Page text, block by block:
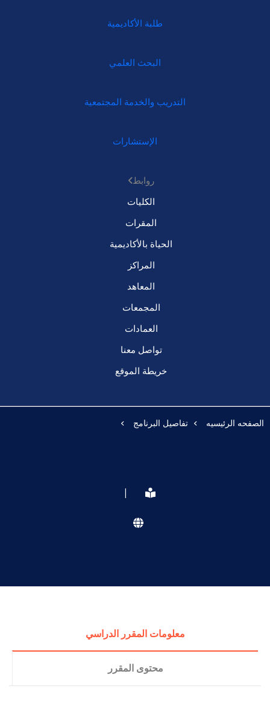
طلبة الأكاديمية
البحث العلمي
التدريب والخدمة المجتمعية
الإستشارات
روابط
الكليات
المقرات
الحياة بالأكاديمية
المراكز
المعاهد
المجمعات
العمادات
تواصل معنا
خريطة الموقع
الصفحه الرئيسيه تفاصيل البرنامج
|
معلومات المقرر الدراسي
محتوى المقرر